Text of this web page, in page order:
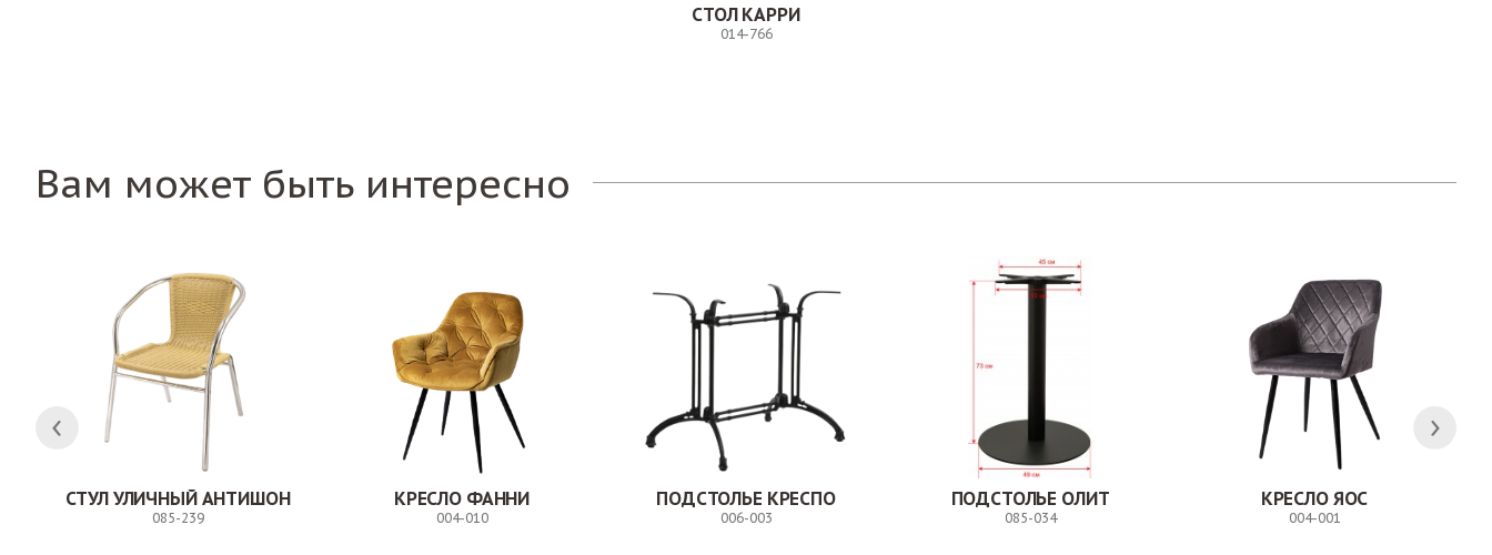
СТОЛ КАРРИ
014-766
Вам может быть интересно
СТУЛ УЛИЧНЫЙ АНТИШОН
085-239
КРЕСЛО ФАННИ
004-010
ПОДСТОЛЬЕ КРЕСПО
006-003
ПОДСТОЛЬЕ ОЛИТ
085-034
КРЕСЛО ЯОС
004-001